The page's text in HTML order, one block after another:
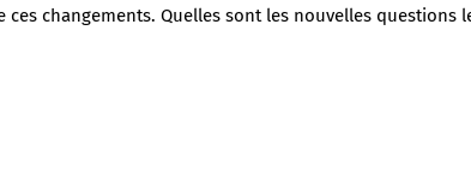
changements. Quelles sont les nouvelles questions